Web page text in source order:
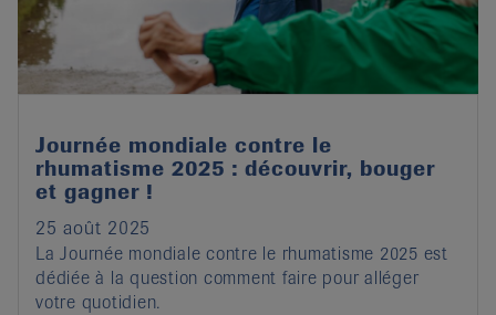
Journée mondiale contre le
rhumatisme 2025 : découvrir, bouger
et gagner !
25 août 2025
La Journée mondiale contre le rhumatisme 2025 est
dédiée à la question comment faire pour alléger
votre quotidien.